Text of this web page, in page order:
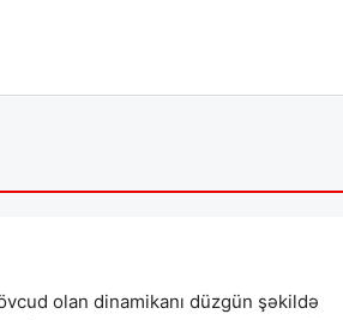
olan dinamikanı düzgün şəkildə